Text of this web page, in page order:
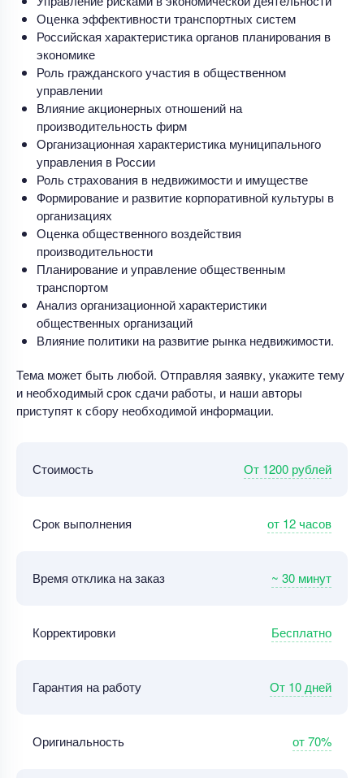
Оценка эффективности транспортных систем
Российская характеристика органов планирования в
экономике
Роль гражданского участия в общественном
управлении
Влияние акционерных отношений на
производительность фирм
Организационная характеристика муниципального
управления в России
Роль страхования в недвижимости и имуществе
Формирование и развитие корпоративной культуры в
организациях
Оценка общественного воздействия
производительности
Планирование и управление общественным
транспортом
Анализ организационной характеристики
общественных организаций
Влияние политики на развитие рынка недвижимости.
Тема может быть любой. Отправляя заявку, укажите тему
и необходимый срок сдачи работы, и наши авторы
приступят к сбору необходимой информации.
Стоимость От 1200 рублей
Срок выполнения от 12 часов
Время отклика на заказ ~ 30 минут
Корректировки Бесплатно
Гарантия на работу От 10 дней
Оригинальность от 70%